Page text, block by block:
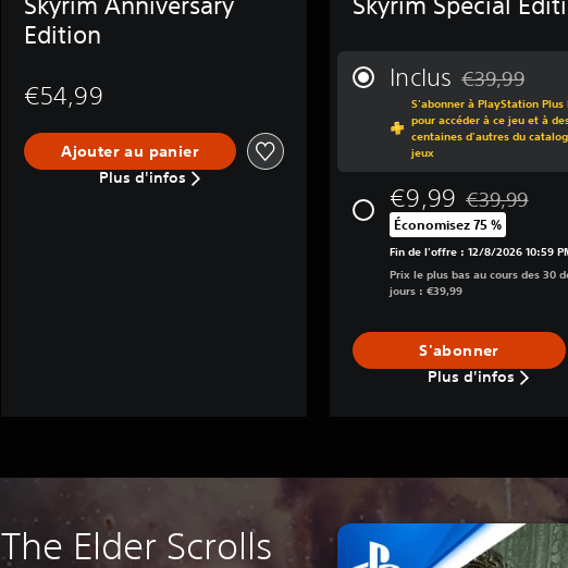
Edition
€54,99
Ajouter au panier
Plus d'infos
Inclus Remise par
€39,99
S'abonner à PlayStation Plus
pour accéder à ce jeu et à
centaines d'autres du
jeux
€9,99 Remise par
€39,99
Économisez 75 %
Fin de l'offre : 12/8/2026 10:59
Prix le plus bas au cours des 30
jours : €39,99
S'abonner
Plus d'infos
The Elder Scrolls